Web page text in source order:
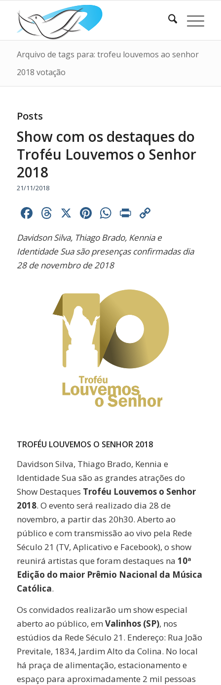
Arquivo de tags para: trofeu louvemos ao senhor
2018 votação
Posts
Show com os destaques do
Troféu Louvemos o Senhor
2018
21/11/2018
Facebook
Threads
X Pinterest
WhatsApp
Print
Davidson Silva, Thiago Brado, Kennia e
Identidade Sua são presenças confirmadas dia
28 de novembro de 2018
TROFÉU LOUVEMOS O SENHOR 2018
Davidson Silva, Thiago Brado, Kennia e
Identidade Sua são as grandes atrações do
Show Destaques Troféu Louvemos o Senhor
2018. O evento será realizado dia 28 de
novembro, a partir das 20h30. Aberto ao
público e com transmissão ao vivo pela Rede
Século 21 (TV, Aplicativo e Facebook), o show
reunirá artistas que foram destaques na 10ª
Edição do maior Prêmio Nacional da Música
Católica.
Os convidados realizarão um show especial
aberto ao público, em Valinhos (SP), nos
estúdios da Rede Século 21. Endereço: Rua João
Previtale, 1834, Jardim Alto da Colina. No local
há praça de alimentação, estacionamento e
espaço para aproximadamente 2 mil pessoas